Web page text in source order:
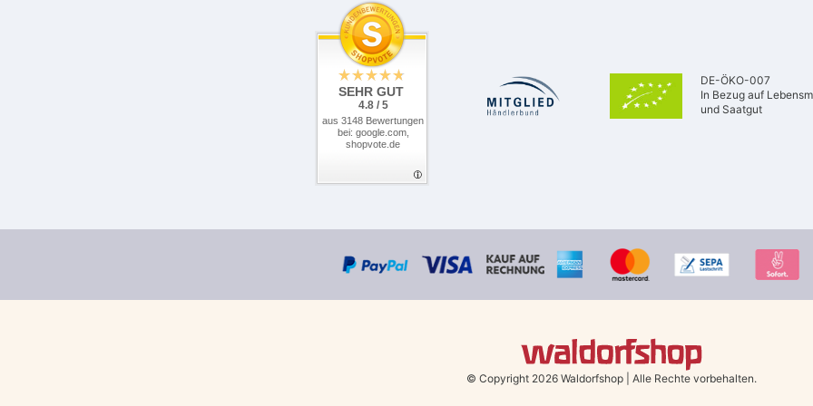
SEHR GUT
4.8 / 5
aus 3148 Bewertungen
bei: google.com,
shopvote.de
DE-ÖKO-007
In Bezug auf
und Saatgut
© Copyright 2026 Waldorfshop Alle Rechte vorbehalten.